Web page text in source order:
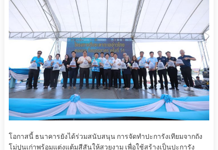
โอกาสนี้ ธนาคารยังได้ร่วมสนับสนุน การจัดทำปะการังเทียมจากถัง
โม่ปูนเก่าพร้อมแต่งแต้มสีสันให้สวยงาม เพื่อใช้สร้างเป็นปะการัง